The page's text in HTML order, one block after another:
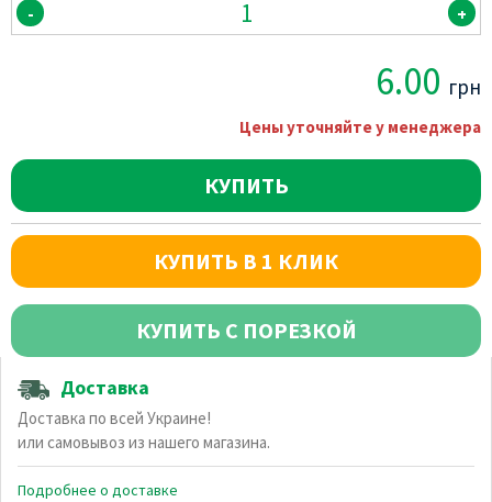
- +
6.00 грн
Цены уточняйте у менеджера
КУПИТЬ
КУПИТЬ В 1 КЛИК
КУПИТЬ С ПОРЕЗКОЙ
Доставка
Доставка по всей Украине!
или самовывоз из нашего магазина.
Подробнее о доставке